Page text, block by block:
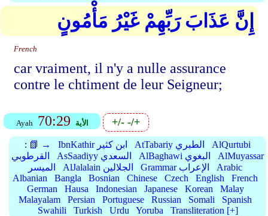
إِنَّ عَذَابَ رَبِّهِمْ غَيْرُ مَأْمُونٍ
French
car vraiment, il n'y a nulle assurance
contre le chtiment de leur Seigneur;
Ayah 70:29 الأية +/--/+
: 📗 → IbnKathir ابن كثير AtTabariy الطبري
AlQurtubi
القرطوبي
AsSaadiyy السعدي AlBaghawi البغوي
AlMuyassar
الميسر
AlJalalain الجلالين Grammar الإعراب
Arabic
Albanian
Bangla Bosnian Chinese Czech English
French
German
Hausa Indonesian Japanese Korean
Malay
Malayalam
Persian Portuguese Russian Somali
Spanish
Swahili
Turkish Urdu Yoruba Transliteration [+]